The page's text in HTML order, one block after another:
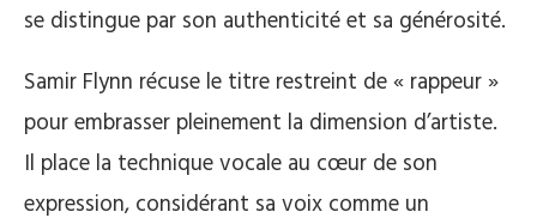
se distingue par son authenticité et sa générosité.
Samir Flynn récuse le titre restreint de « rappeur »
pour embrasser pleinement la dimension d’artiste.
Il place la technique vocale au cœur de son
expression, considérant sa voix comme un